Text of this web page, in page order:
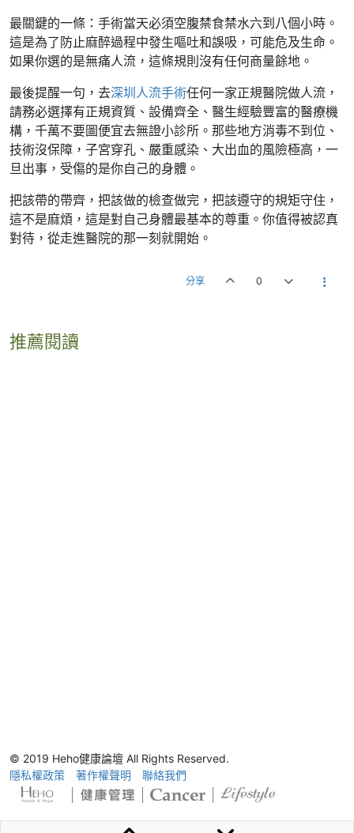
最關鍵的一條：手術當天必須空腹禁食禁水六到八個小時。
這是為了防止麻醉過程中發生嘔吐和誤吸，可能危及生命。
如果你選的是無痛人流，這條規則沒有任何商量餘地。
最後提醒一句，去深圳人流手術任何一家正規醫院做人流，
請務必選擇有正規資質、設備齊全、醫生經驗豐富的醫療機
構，千萬不要圖便宜去無證小診所。那些地方消毒不到位、
技術沒保障，子宮穿孔、嚴重感染、大出血的風險極高，一
旦出事，受傷的是你自己的身體。
把該帶的帶齊，把該做的檢查做完，把該遵守的規矩守住，
這不是麻煩，這是對自己身體最基本的尊重。你值得被認真
對待，從走進醫院的那一刻就開始。
分享 0
推薦閱讀
© 2019 Heho健康論壇 All Rights Reserved.
隱私權政策
著作權聲明 聯絡我們